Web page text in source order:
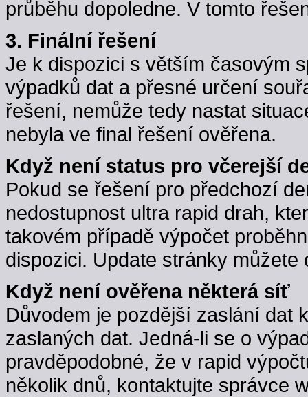
průběhu dopoledne. V tomto
3. Finální řešení
Je k dispozici s větším časovým
výpadků dat a přesné určení
řešení, nemůže tedy nastat
nebyla ve final řešení ověřena.
Když není status pro včerejší
Pokud se řešení pro předchozí
nedostupnost ultra rapid drah,
takovém případě výpočet
dispozici. Update stránky
Když není ověřena některá síť
Důvodem je pozdější zaslání dat
zaslaných dat. Jedná-li se o
pravděpodobné, že v rapid
několik dnů, kontaktujte správce